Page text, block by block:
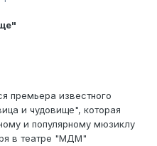
премьера известного
и чудовище", которая
и популярному мюзиклу
в театре "МДМ"